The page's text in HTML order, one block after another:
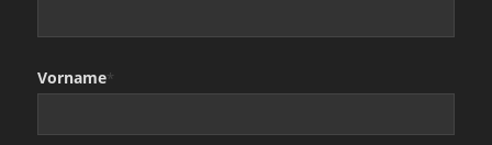
Vorname*